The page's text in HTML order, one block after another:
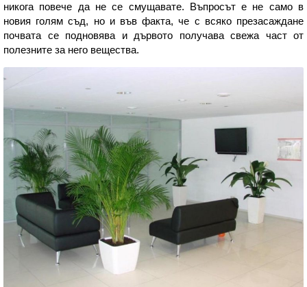
никога повече да не се смущавате. Въпросът е не само в
новия голям съд, но и във факта, че с всяко презасаждане
почвата се подновява и дървото получава свежа част от
полезните за него вещества.